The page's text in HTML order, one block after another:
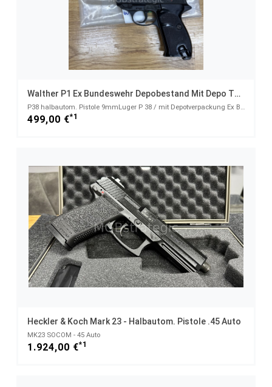
Walther P1 Ex Bundeswehr Depobestand Mit Depo Tüte Inkl. 1x Magazin
P38 halbautom. Pistole 9mmLuger P 38 / mit Depotverpackung Ex Bw Depotbestand
499,00 €*1
Heckler & Koch Mark 23 - Halbautom. Pistole .45 Auto
MK23 SOCOM - 45 Auto
1.924,00 €*1